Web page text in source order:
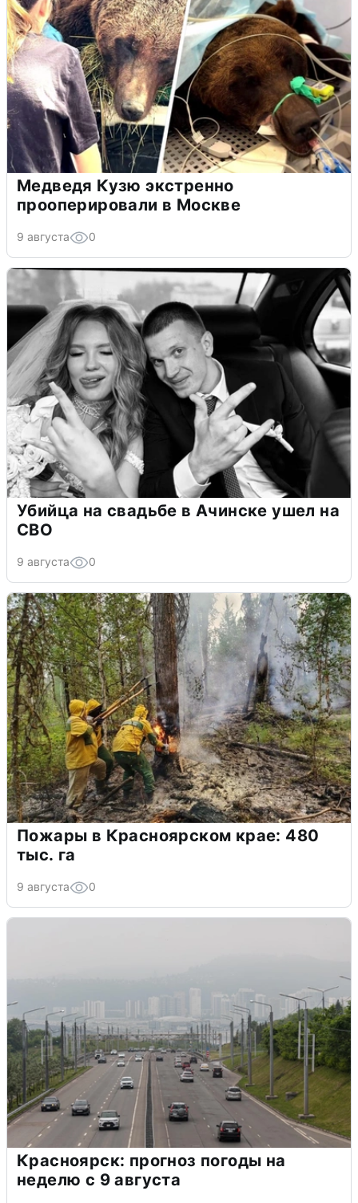
Медведя Кузю экстренно
прооперировали в Москве
9 августа 0
Убийца на свадьбе в Ачинске ушел на
СВО
9 августа 0
Пожары в Красноярском крае: 480
тыс. га
9 августа 0
Красноярск: прогноз погоды на
неделю с 9 августа